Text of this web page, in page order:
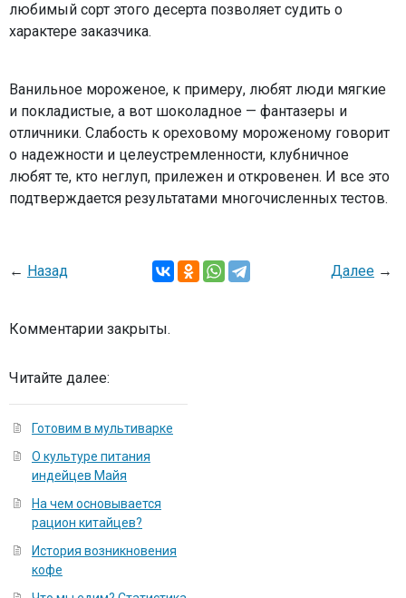
любимый сорт этого десерта позволяет судить о
характере заказчика.
Ванильное мороженое, к примеру, любят люди мягкие
и покладистые, а вот шоколадное — фантазеры и
отличники. Слабость к ореховому мороженому говорит
о надежности и целеустремленности, клубничное
любят те, кто неглуп, прилежен и откровенен. И все это
подтверждается результатами многочисленных тестов.
← Назад Далее →
Комментарии закрыты.
Читайте далее:
Готовим в мультиварке
О культуре питания
индейцев Майя
На чем основывается
рацион китайцев?
История возникновения
кофе